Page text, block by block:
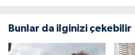
Bunlar da ilginizi çekebilir